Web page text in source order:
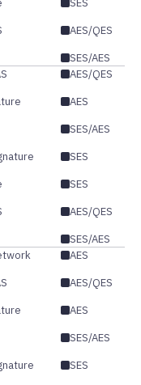
SES
AES/QES
SES/AES
AES/QES
AES
SES/AES
SES
SES
AES/QES
SES/AES
AES
AES/QES
AES
SES/AES
SES